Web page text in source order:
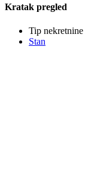
Kratak pregled
Tip nekretnine
Stan